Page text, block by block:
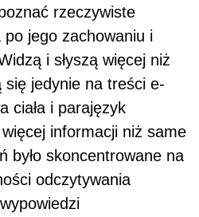
rzeczywiste
jego zachowaniu i
i słyszą więcej niż
jedynie na treści e-
ciała i parajęzyk
informacji niż same
było skoncentrowane na
odczytywania